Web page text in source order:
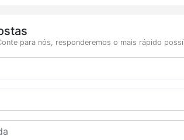
para nós, responderemos o mais rápido